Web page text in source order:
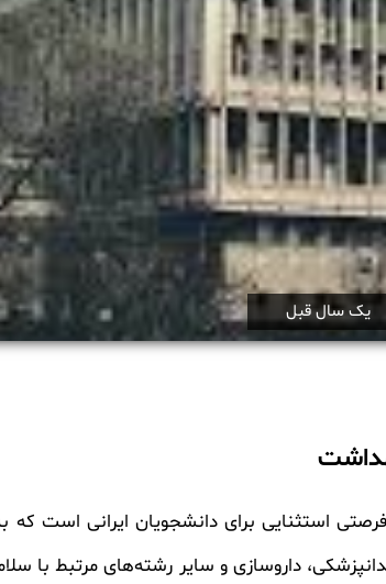
یک سال قبل
استثنایی برای دانشجویان ایرانی است که
داروسازی و سایر رشته‌های مرتبط با